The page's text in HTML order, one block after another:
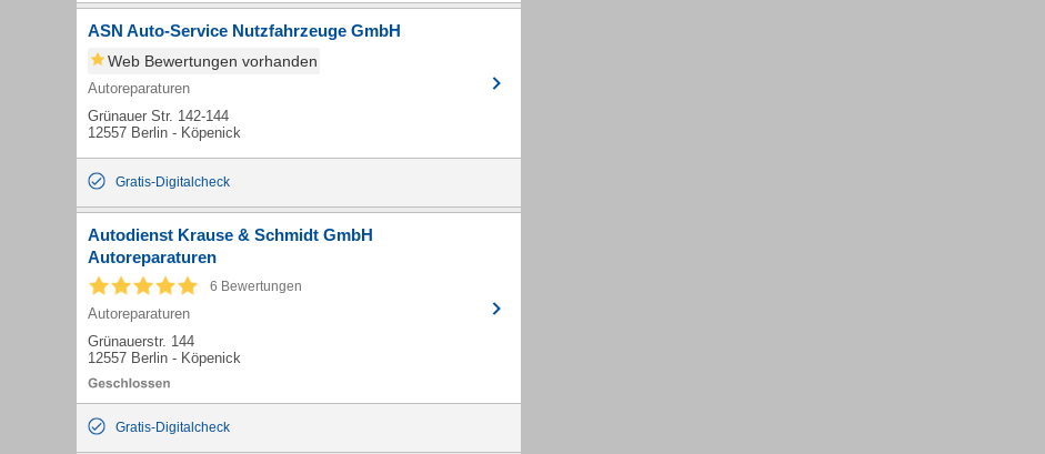
ASN Auto-Service Nutzfahrzeuge GmbH
Web Bewertungen vorhanden
Autoreparaturen
Grünauer Str. 142-144
12557 Berlin - Köpenick
Gratis-Digitalcheck
Autodienst Krause & Schmidt GmbH
Autoreparaturen
6 Bewertungen
Autoreparaturen
Grünauerstr. 144
12557 Berlin - Köpenick
Gratis-Digitalcheck